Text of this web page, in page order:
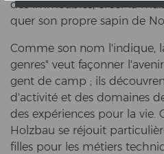
des immeu­bles, créer la
quer son pro­pre sapin de
Comme son nom l'in­di­que,
gen­res" veut façonner
gent de camp ; ils
d'activité et des do­maines
des expériences pour la vie.
Holz­bau se réjouit
fil­les pour les métiers